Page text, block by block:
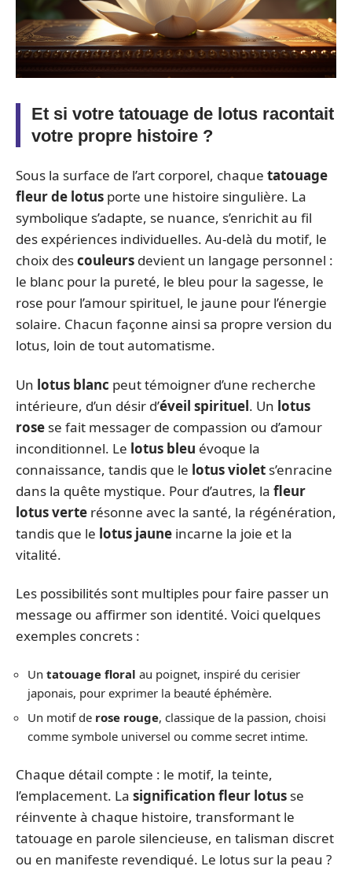
Et si votre tatouage de lotus racontait
votre propre histoire ?
Sous la surface de l’art corporel, chaque tatouage
fleur de lotus porte une histoire singulière. La
symbolique s’adapte, se nuance, s’enrichit au fil
des expériences individuelles. Au-delà du motif, le
choix descouleurs devient un langage personnel :
le blanc pour la pureté, le bleu pour la sagesse, le
rose pour l’amour spirituel, le jaune pour l’énergie
solaire. Chacun façonne ainsi sa propre version du
lotus, loin de tout automatisme.
Un lotus blanc peut témoigner d’une recherche
intérieure, d’un désir d’éveil spirituel. Un lotus
rose se fait messager de compassion ou d’amour
inconditionnel. Le lotus bleu évoque la
connaissance, tandis que le lotus violet s’enracine
dans la quête mystique. Pour d’autres, la fleur
lotus verte résonne avec la santé, la régénération,
tandis que le lotus jaune incarne la joie et la
vitalité.
Les possibilités sont multiples pour faire passer un
message ou affirmer son identité. Voici quelques
exemples concrets :
Un tatouage floral au poignet, inspiré du cerisier
japonais, pour exprimer la beauté éphémère.
Un motif de rose rouge, classique de la passion, choisi
comme symbole universel ou comme secret intime.
Chaque détail compte : le motif, la teinte,
l’emplacement. La signification fleur lotus se
réinvente à chaque histoire, transformant le
tatouage en parole silencieuse, en talisman discret
ou en manifeste revendiqué. Le lotus sur la peau ?